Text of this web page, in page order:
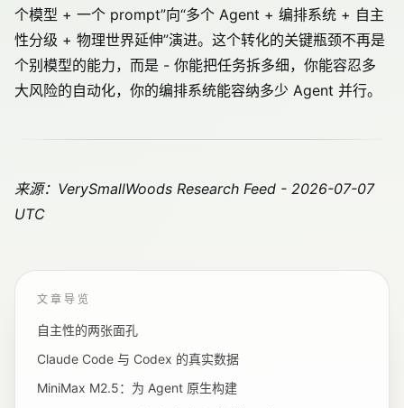
个模型 + 一个 prompt”向“多个 Agent + 编排系统 + 自主
性分级 + 物理世界延伸”演进。这个转化的关键瓶颈不再是
个别模型的能力，而是 - 你能把任务拆多细，你能容忍多
大风险的自动化，你的编排系统能容纳多少 Agent 并行。
来源：VerySmallWoods Research Feed - 2026-07-07
UTC
文章导览
自主性的两张面孔
Claude Code 与 Codex 的真实数据
MiniMax M2.5：为 Agent 原生构建